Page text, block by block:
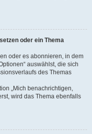
oder ein Thema
oder es abonnieren, in dem
auswählst, die sich
des Themas
„Mich benachrichtigen,
wird das Thema ebenfalls